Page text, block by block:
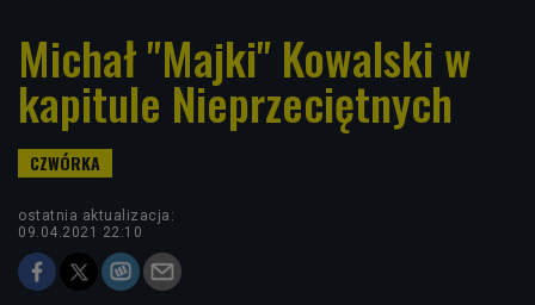
Michał "Majki" Kowalski w
kapitule Nieprzeciętnych
ostatnia aktualizacja:
09.04.2021 22:10